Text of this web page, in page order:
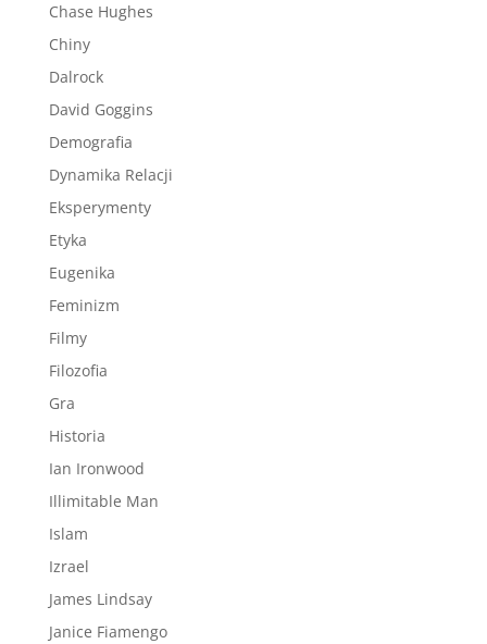
Chase Hughes
Chiny
Dalrock
David Goggins
Demografia
Dynamika Relacji
Eksperymenty
Etyka
Eugenika
Feminizm
Filmy
Filozofia
Gra
Historia
Ian Ironwood
Illimitable Man
Islam
Izrael
James Lindsay
Janice Fiamengo